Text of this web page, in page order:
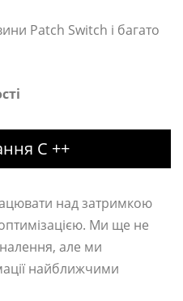
Patch Switch і багато
C ++
над затримкою
Ми ще не
але ми
найближчими